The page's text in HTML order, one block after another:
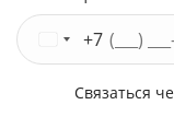
+7
Связаться